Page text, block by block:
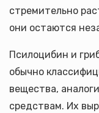
стремительно
они остаются
Псилоцибин и
обычно
вещества,
средствам. Их